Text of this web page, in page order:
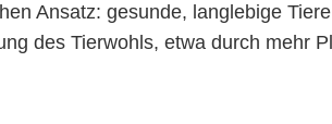
Ansatz: gesunde, langlebige
des Tierwohls, etwa durch mehr